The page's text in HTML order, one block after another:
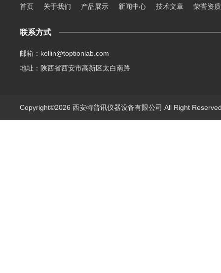
首页 关于我们 产品展示 新闻中心 技术文章 荣誉资质
联系方式
邮箱：kellin@toptionlab.com
地址：陕西省西安市高新区太白南路
Copyright©2026 西安特普讯仪器设备有限公司 All Right